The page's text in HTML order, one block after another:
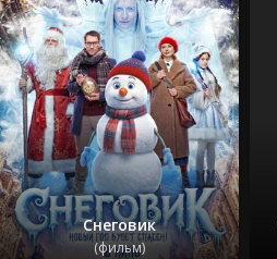
Снеговик
(фильм)